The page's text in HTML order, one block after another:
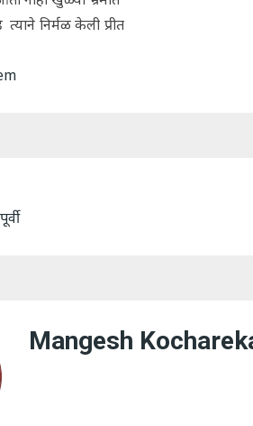
निर्मळ केली प्रीत
Mangesh